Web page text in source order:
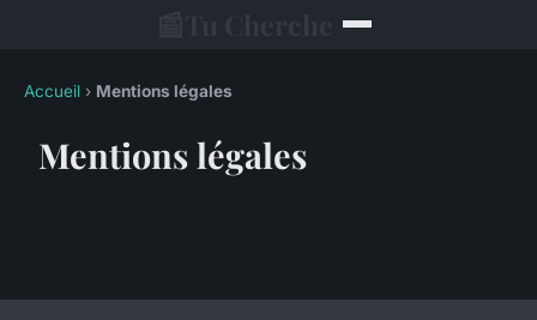
Accueil › Mentions légales
Mentions légales